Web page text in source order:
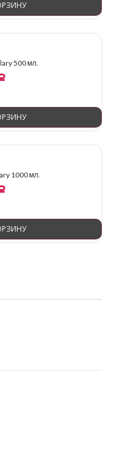
500 мл.
1000 мл.